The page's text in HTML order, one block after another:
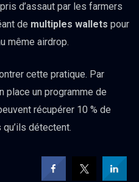
d’assaut par les farmers
de multiples wallets pour
même airdrop.
cette pratique. Par
place un programme de
récupérer 10 % de
détectent.